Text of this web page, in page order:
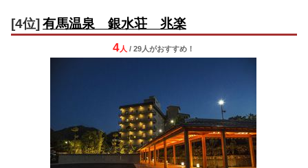
[4位] 有馬温泉 銀水荘 兆楽
4人 / 29人がおすすめ！